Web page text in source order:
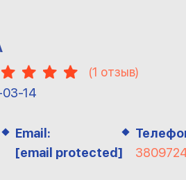
(1 отзыв)
14
Email:
[email protected]